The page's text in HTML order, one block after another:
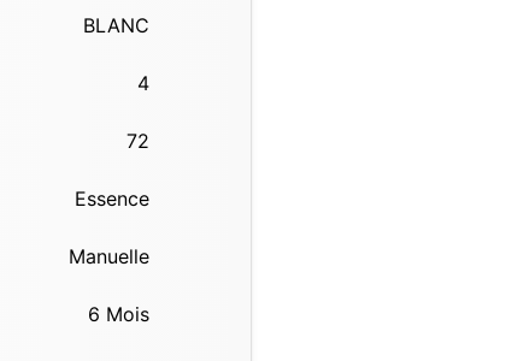
BLANC
4
72
Essence
Manuelle
6 Mois